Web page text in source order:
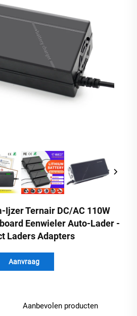
Ternair DC/AC 110W
Eenwieler Auto-Lader -
Laders Adapters
Aanvraag
Aanbevolen producten